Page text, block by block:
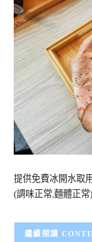
提供免費冰開水取
(調味正常,麵體正